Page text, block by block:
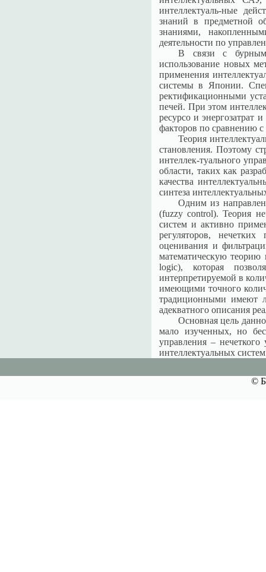
интеллектуаль-ные
знаний в предметной
знаниями,
деятельности по
В связи с бурным
использование новых
применения
системы в Японии.
ректификационными
печей. При этом
ресурсо и энергозатрат
факторов по сравнению
Теория
становления. Поэтому
интеллек-туального
области, таких как
качества
синтеза
Одним из
(fuzzy control). Теория
систем и активно
регуляторов,
оценивания и
математическую
logic), которая
интерпретируемой в
имеющими точного
традиционными имеют
адекватного описания
Основная цель
мало изученных, но
управления –
интеллектуальных
©